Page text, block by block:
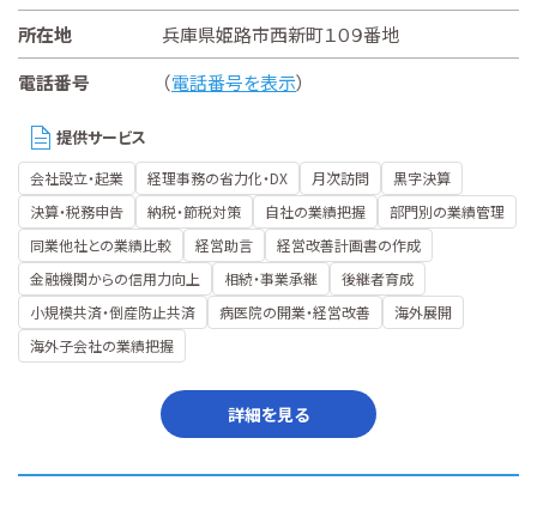
所在地
兵庫県姫路市西新町１０９番地
電話番号
（電話番号を表示）
提供サービス
会社設立・起業 経理事務の省力化・DX 月次訪問
黒字決算
決算・税務申告
納税・節税対策 自社の業績把握
部門別の業績管理
同業他社との業績比較
経営助言
経営改善計画書の作成
金融機関からの信用力向上
相続・事業承継
後継者育成
小規模共済・倒産防止共済
病医院の開業・経営改善
海外展開
海外子会社の業績把握
詳細を見る